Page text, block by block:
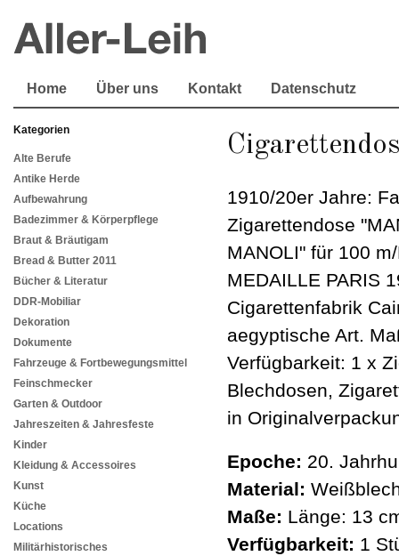
Home Über uns Kontakt Datenschutz
Kategorien
Alte Berufe
Antike Herde
Aufbewahrung
Badezimmer & Körperpflege
Braut & Bräutigam
Bread & Butter 2011
Bücher & Literatur
DDR-Mobiliar
Dekoration
Dokumente
Fahrzeuge & Fortbewegungsmittel
Feinschmecker
Garten & Outdoor
Jahreszeiten & Jahresfeste
Kinder
Kleidung & Accessoires
Kunst
Küche
Locations
Militärhistorisches
1910/20er Jahre:
Zigarettendose
MANOLI" für 100
MEDAILLE PARIS
Cigarettenfabrik
aegyptische Art.
Verfügbarkeit: 1 x
Blechdosen,
in
Epoche: 20.
Material:
Maße: Länge: 13
Verfügbarkeit: 1